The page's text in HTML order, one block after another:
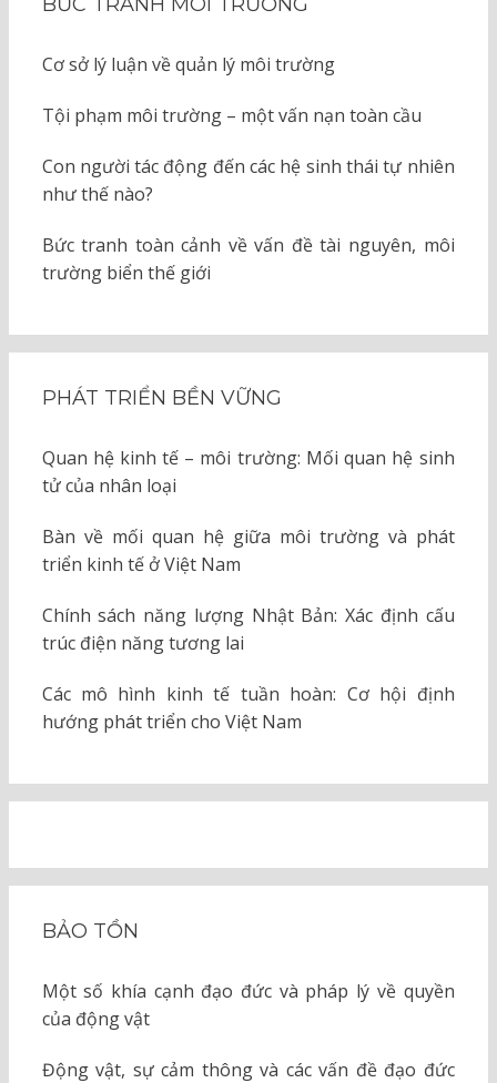
Cơ sở lý luận về quản lý môi trường
Tội phạm môi trường – một vấn nạn toàn cầu
Con người tác động đến các hệ sinh thái tự nhiên
như thế nào?
Bức tranh toàn cảnh về vấn đề tài nguyên, môi
trường biển thế giới
PHÁT TRIỂN BỀN VỮNG
Quan hệ kinh tế – môi trường: Mối quan hệ sinh
tử của nhân loại
Bàn về mối quan hệ giữa môi trường và phát
triển kinh tế ở Việt Nam
Chính sách năng lượng Nhật Bản: Xác định cấu
trúc điện năng tương lai
Các mô hình kinh tế tuần hoàn: Cơ hội định
hướng phát triển cho Việt Nam
BẢO TỒN
Một số khía cạnh đạo đức và pháp lý về quyền
của động vật
Động vật, sự cảm thông và các vấn đề đạo đức